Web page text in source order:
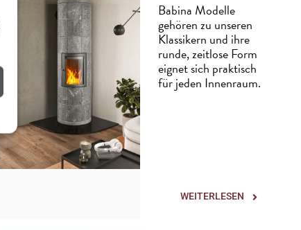
Babina Modelle
gehören zu unseren
Klassikern und ihre
runde, zeitlose Form
eignet sich praktisch
für jeden Innenraum.
WEITERLESEN